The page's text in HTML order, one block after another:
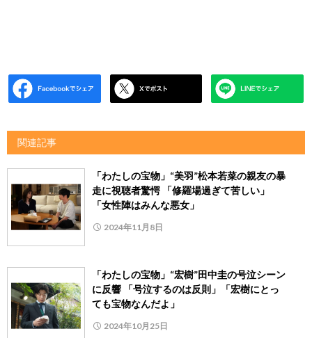
関連記事
「わたしの宝物」“美羽”松本若菜の親友の暴
走に視聴者驚愕 「修羅場過ぎて苦しい」
「女性陣はみんな悪女」
2024年11月8日
「わたしの宝物」“宏樹”田中圭の号泣シーン
に反響 「号泣するのは反則」「宏樹にとっ
ても宝物なんだよ」
2024年10月25日